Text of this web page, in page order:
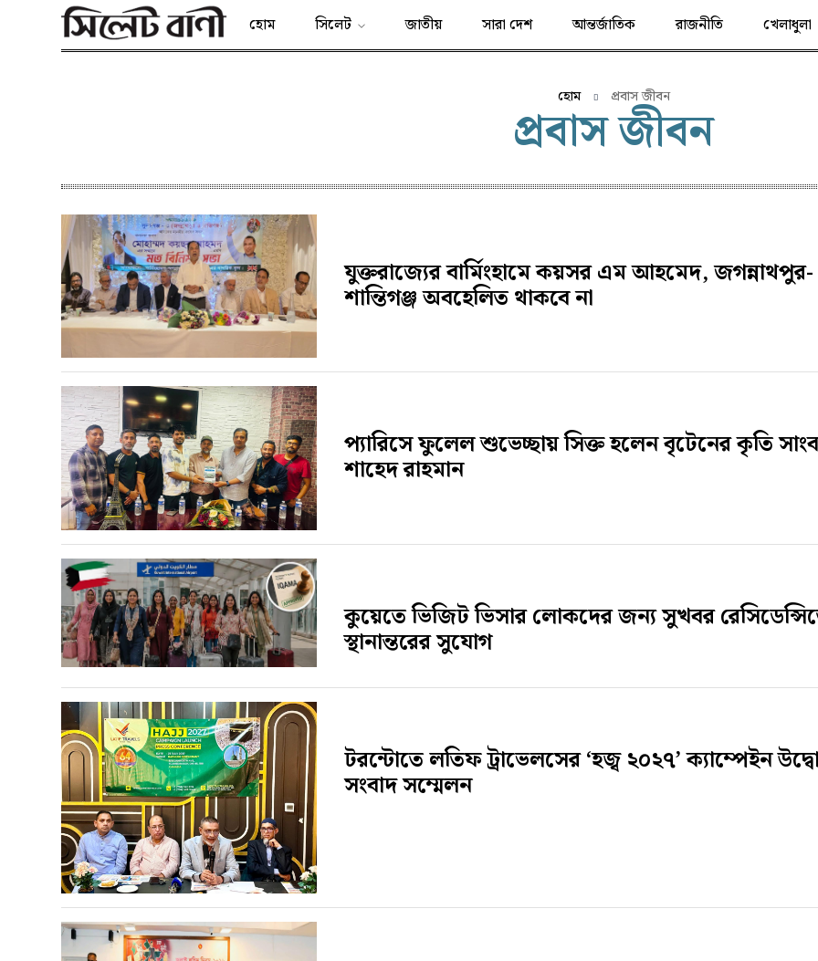
হোম সিলেট জাতীয় সারা দেশ আন্তর্জাতিক রাজনীতি খেলাধুলা
হোম প্রবাস জীবন
প্রবাস জীবন
যুক্তরাজ্যের বার্মিংহামে কয়সর এম আহমেদ, জগন্নাথপুর-
শান্তিগঞ্জ অবহেলিত থাকবে না
প্যারিসে ফুলেল শুভেচ্ছায় সিক্ত হলেন বৃটেনের কৃতি
শাহেদ রাহমান
কুয়েতে ভিজিট ভিসার লোকদের জন্য সুখবর
স্থানান্তরের সুযোগ
টরন্টোতে লতিফ ট্রাভেলসের ‘হজ্ব ২০২৭’ ক্যাম্পেইন
সংবাদ সম্মেলন